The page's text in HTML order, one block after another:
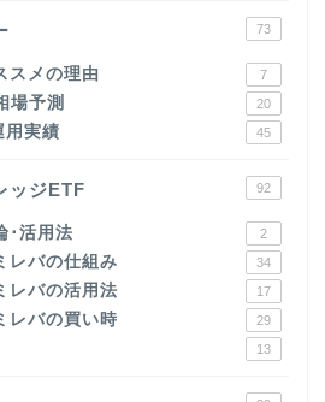
73
スメの理由 7
場予測 20
実績 45
ッジETF 92
･活用法 2
レバの仕組み 34
レバの活用法 17
レバの買い時 29
13